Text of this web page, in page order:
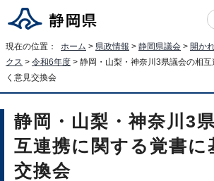
現在の位置： ホーム > 県政情報 > 静岡県議会 > 開か
クス > 令和6年度 > 静岡・山梨・神奈川3県議会の相
く意見交換会
静岡・山梨・神奈川3
互連携に関する覚書に
交換会